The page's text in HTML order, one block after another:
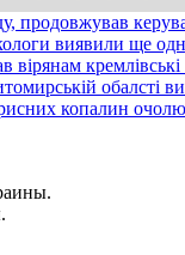
продовжував
виявили ще
кремлівські
обалсті
копалин